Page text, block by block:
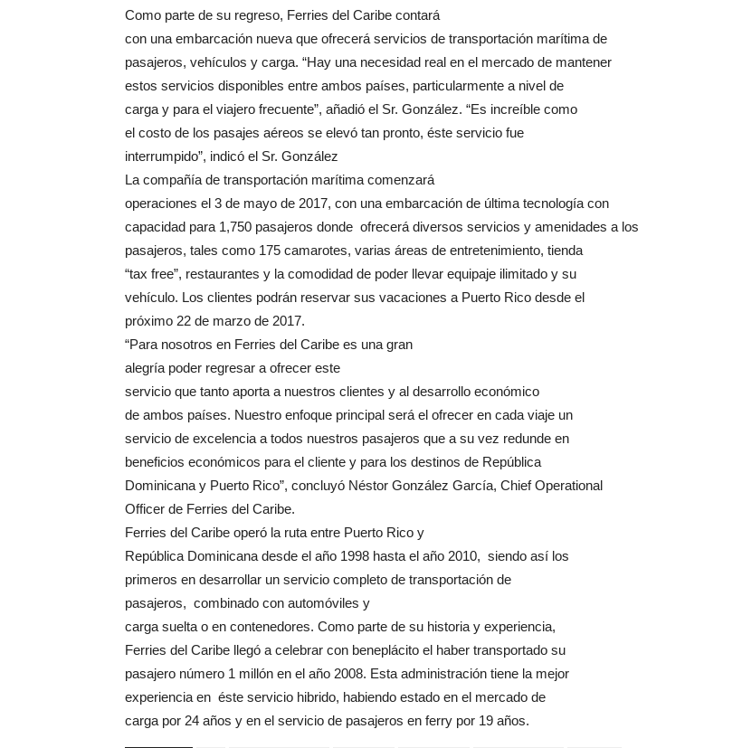
Como parte de su regreso, Ferries del Caribe contará
con una embarcación nueva que ofrecerá servicios de transportación marítima de
pasajeros, vehículos y carga. “Hay una necesidad real en el mercado de mantener
estos servicios disponibles entre ambos países, particularmente a nivel de
carga y para el viajero frecuente”, añadió el Sr. González. “Es increíble como
el costo de los pasajes aéreos se elevó tan pronto, éste servicio fue
interrumpido”, indicó el Sr. González
La compañía de transportación marítima comenzará
operaciones el 3 de mayo de 2017, con una embarcación de última tecnología con
capacidad para 1,750 pasajeros donde ofrecerá diversos servicios y amenidades a los
pasajeros, tales como 175 camarotes, varias áreas de entretenimiento, tienda
“tax free”, restaurantes y la comodidad de poder llevar equipaje ilimitado y su
vehículo. Los clientes podrán reservar sus vacaciones a Puerto Rico desde el
próximo 22 de marzo de 2017.
“Para nosotros en Ferries del Caribe es una gran
alegría poder regresar a ofrecer este
servicio que tanto aporta a nuestros clientes y al desarrollo económico
de ambos países. Nuestro enfoque principal será el ofrecer en cada viaje un
servicio de excelencia a todos nuestros pasajeros que a su vez redunde en
beneficios económicos para el cliente y para los destinos de República
Dominicana y Puerto Rico”, concluyó Néstor González García, Chief Operational
Officer de Ferries del Caribe.
Ferries del Caribe operó la ruta entre Puerto Rico y
República Dominicana desde el año 1998 hasta el año 2010, siendo así los
primeros en desarrollar un servicio completo de transportación de
pasajeros, combinado con automóviles y
carga suelta o en contenedores. Como parte de su historia y experiencia,
Ferries del Caribe llegó a celebrar con beneplácito el haber transportado su
pasajero número 1 millón en el año 2008. Esta administración tiene la mejor
experiencia en éste servicio hibrido, habiendo estado en el mercado de
carga por 24 años y en el servicio de pasajeros en ferry por 19 años.